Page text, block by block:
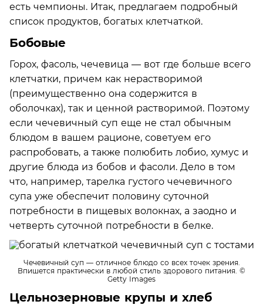
есть чемпионы. Итак, предлагаем подробный
список продуктов, богатых клетчаткой.
Бобовые
Горох, фасоль, чечевица — вот где больше всего
клетчатки, причем как нерастворимой
(преимущественно она содержится в
оболочках), так и ценной растворимой. Поэтому
если чечевичный суп еще не стал обычным
блюдом в вашем рационе, советуем его
распробовать, а также полюбить лобио, хумус и
другие блюда из бобов и фасоли. Дело в том
что, например, тарелка густого чечевичного
супа уже обеспечит половину суточной
потребности в пищевых волокнах, а заодно и
четверть суточной потребности в белке.
Чечевичный суп — отличное блюдо со всех точек зрения.
Впишется практически в любой стиль здорового питания. ©
Getty Images
Цельнозерновые крупы и хлеб